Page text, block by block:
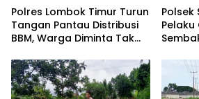
Polres Lombok Timur Turun
Tangan Pantau Distribusi
BBM, Warga Diminta Tak
Polsek
Hoaks